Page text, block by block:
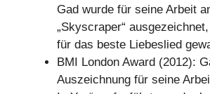
Gad wurde für seine Arbeit
„Skyscraper“
für das beste Liebeslied
BMI London Award (2012):
Auszeichnung für seine